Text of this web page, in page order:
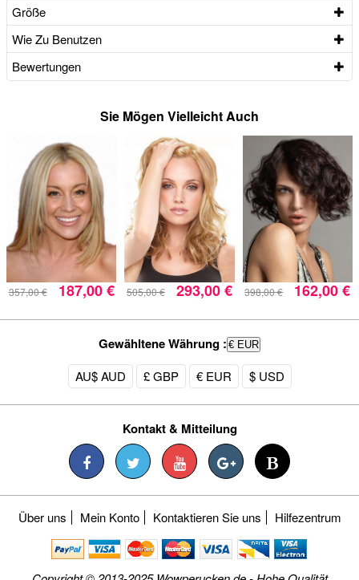
Größe
Wie Zu Benutzen
Bewertungen
Sie Mögen Vielleicht Auch
357,00 € 187,00 € 505,00 € 293,00 € 398,00 € 162,00 €
Gewähltene Währung : € EUR
AU$ AUD £ GBP € EUR $ USD
Kontakt & Mitteilung
Über uns Mein Konto Kontaktieren Sie uns Hilfezentrum